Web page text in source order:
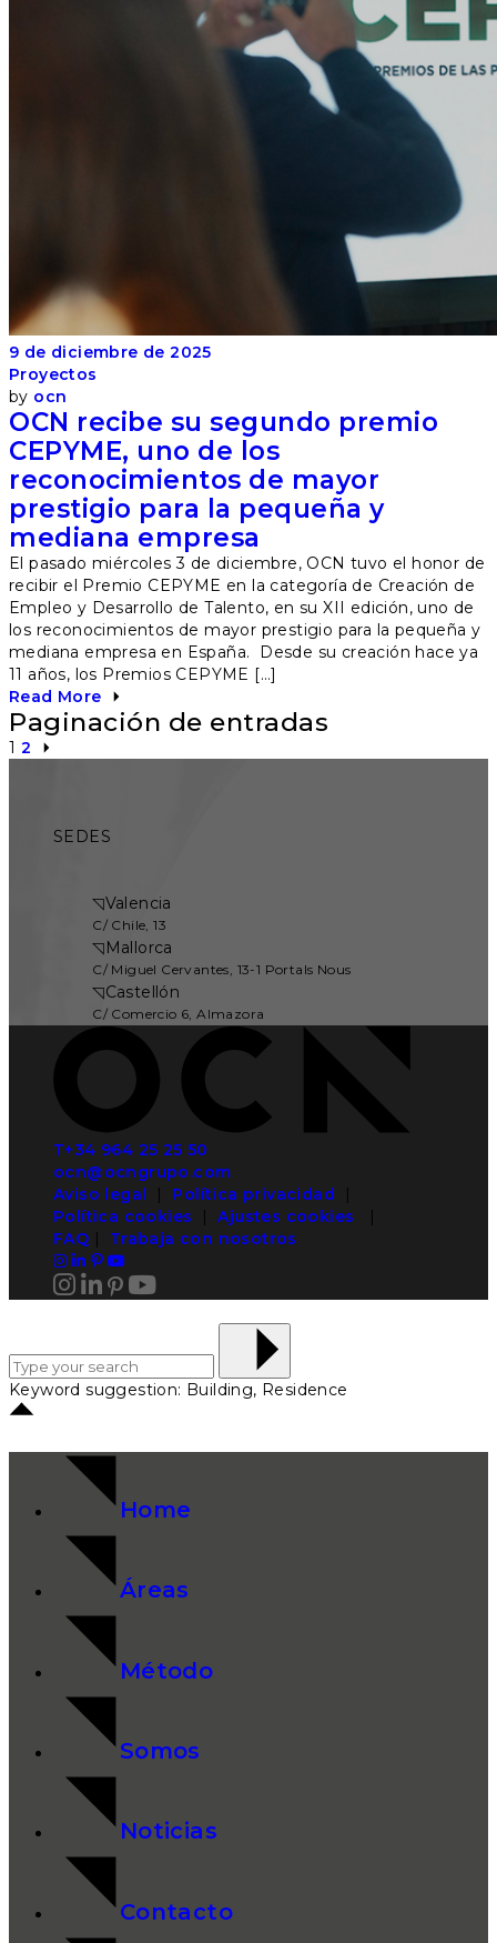
9 de diciembre de 2025
Proyectos
by ocn
OCN recibe su segundo premio
CEPYME, uno de los
reconocimientos de mayor
prestigio para la pequeña y
mediana empresa
El pasado miércoles 3 de diciembre, OCN tuvo el honor de
recibir el Premio CEPYME en la categoría de Creación de
Empleo y Desarrollo de Talento, en su XII edición, uno de
los reconocimientos de mayor prestigio para la pequeña y
mediana empresa en España. Desde su creación hace ya
11 años, los Premios CEPYME […]
Read More
Paginación de entradas
1 2
SEDES
◹Valencia
C/ Chile, 13
◹Mallorca
C/ Miguel Cervantes, 13-1 Portals Nous
◹Castellón
C/ Comercio 6, Almazora
T+34 964 25 25 50
ocn@ocngrupo.com
Aviso legal
Política privacidad
Política cookies |Ajustes cookies
FAQ
Trabaja con nosotros
Keyword suggestion: Building, Residence
Home
Áreas
Método
Somos
Noticias
Contacto